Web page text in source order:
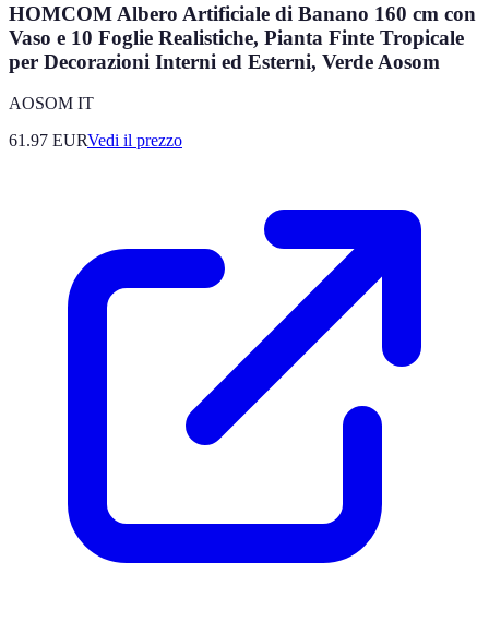
HOMCOM Albero Artificiale di Banano 160 cm con
Vaso e 10 Foglie Realistiche, Pianta Finte Tropicale
per Decorazioni Interni ed Esterni, Verde Aosom
AOSOM IT
61.97 EURVedi il prezzo